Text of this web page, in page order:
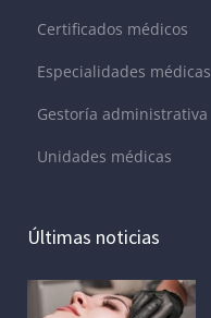
Certificados médicos
Especialidades médicas
Gestoría administrativa
Unidades médicas
Últimas noticias